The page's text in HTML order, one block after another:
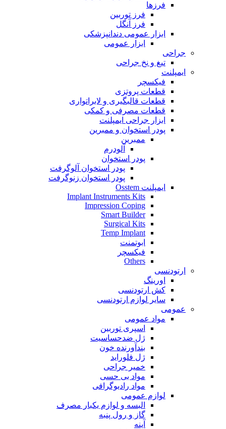
فرزها
فرز توربین
فرز آنگل
ابزار عمومی دندانپزشکی
ابزار عمومی
جراحی
تیغ و نخ جراحی
ایمپلنت
فیکسچر
قطعات پروتزی
قطعات قالبگیری و لابراتواری
قطعات مصرفی و کمکی
ابزار جراحی ایمپلنت
پودر استخوان و ممبرین
ممبرین
آلودرم
پودر استخوان
پودر استخوان آلوگرفت
پودر استخوان زنوگرفت
ایمپلنت Osstem
Implant Instruments Kits
Impression Coping
Smart Builder
Surgical Kits
Temp Implant
ابوتمنت
فیکسچر
Others
ارتودنسی
اورینگ
کش ارتودنسی
سایر لوازم ارتودنسی
عمومی
مواد عمومی
اسپری توربین
ژل ضدحساسیت
بندآورنده خون
ژل فلوراید
خمیر جراحی
مواد بی حسی
مواد رادیوگرافی
لوازم عمومی
البسه و لوازم یکبار مصرف
گاز و رول پنبه
آینه